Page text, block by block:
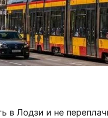
в Лодзи и не